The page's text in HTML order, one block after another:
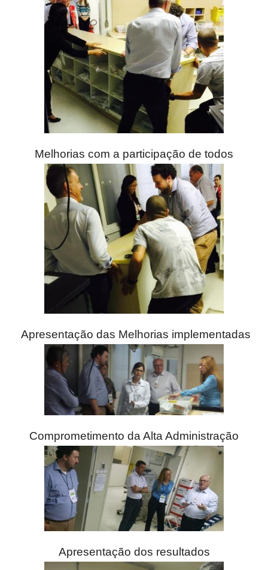
Melhorias com a participação de todos
Apresentação das Melhorias implementadas
Comprometimento da Alta Administração
Apresentação dos resultados